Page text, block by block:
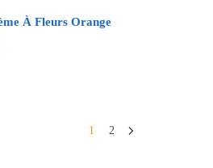
À Fleurs Orange
1 2